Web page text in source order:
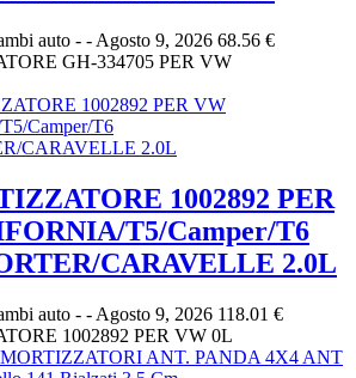
auto - - Agosto 9, 2026 68.56 €
GH-334705 PER VW
1002892 PER
T5/Camper/T6
CARAVELLE 2.0L
auto - - Agosto 9, 2026 118.01 €
1002892 PER VW 0L